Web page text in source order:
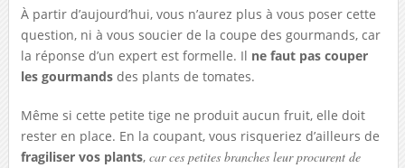
À partir d’aujourd’hui, vous n’aurez plus à vous poser cette
question, ni à vous soucier de la coupe des gourmands, car
la réponse d’un expert est formelle. Il ne faut pas couper
les gourmandsdes plants de tomates.
Même si cette petite tige ne produit aucun fruit, elle doit
rester en place. En la coupant, vous risqueriez d’ailleurs de
fragiliser vos plants, car ces petites branches leur procurent de